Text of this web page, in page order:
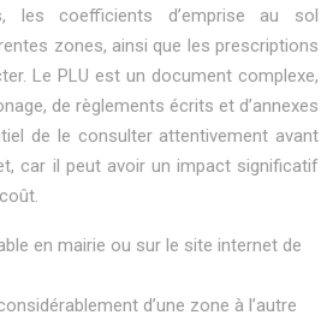
les coefficients d’emprise au sol
zones, ainsi que les prescriptions
Le PLU est un document complexe,
de règlements écrits et d’annexes
de le consulter attentivement avant
car il peut avoir un impact significatif
en mairie ou sur le site internet de
d’une zone à l’autre